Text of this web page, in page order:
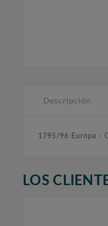
Descripción
1795/96 Europa -
LOS